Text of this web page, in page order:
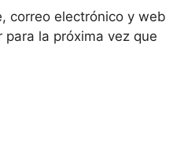
correo electrónico y web
para la próxima vez que